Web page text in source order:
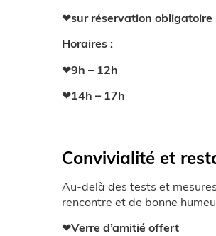
❤sur réservation obligatoire
Horaires :
❤9h – 12h
❤14h – 17h
Convivialité et
Au-delà des tests et
rencontre et de bonne
❤Verre d’amitié offert